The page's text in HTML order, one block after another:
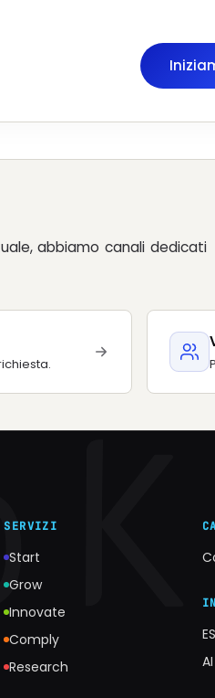
abbiamo canali dedicati
SERVIZI
Start
Grow
Innovate
Comply
Research